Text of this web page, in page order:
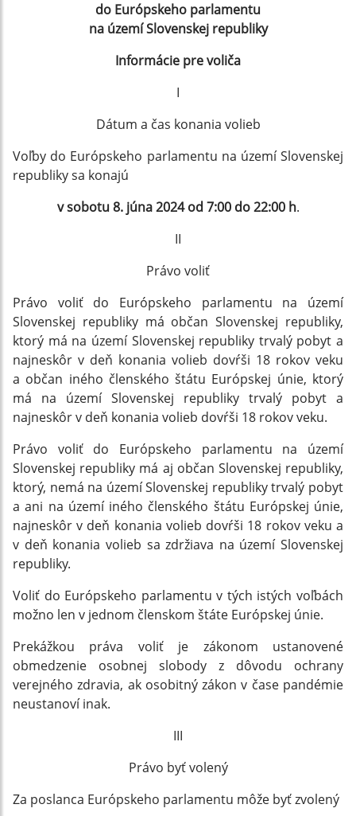
do Európskeho parlamentu
na území Slovenskej republiky
Informácie pre voliča
I
Dátum a čas konania volieb
Voľby do Európskeho parlamentu na území Slovenskej
republiky sa konajú
v sobotu 8. júna 2024 od 7:00 do 22:00 h.
II
Právo voliť
Právo voliť do Európskeho parlamentu na území
Slovenskej republiky má občan Slovenskej republiky,
ktorý má na území Slovenskej republiky trvalý pobyt a
najneskôr v deň konania volieb dovŕši 18 rokov veku
a občan iného členského štátu Európskej únie, ktorý
má na území Slovenskej republiky trvalý pobyt a
najneskôr v deň konania volieb dovŕši 18 rokov veku.
Právo voliť do Európskeho parlamentu na území
Slovenskej republiky má aj občan Slovenskej republiky,
ktorý, nemá na území Slovenskej republiky trvalý pobyt
a ani na území iného členského štátu Európskej únie,
najneskôr v deň konania volieb dovŕši 18 rokov veku a
v deň konania volieb sa zdržiava na území Slovenskej
republiky.
Voliť do Európskeho parlamentu v tých istých voľbách
možno len v jednom členskom štáte Európskej únie.
Prekážkou práva voliť je zákonom ustanovené
obmedzenie osobnej slobody z dôvodu ochrany
verejného zdravia, ak osobitný zákon v čase pandémie
neustanoví inak.
III
Právo byť volený
Za poslanca Európskeho parlamentu môže byť zvolený